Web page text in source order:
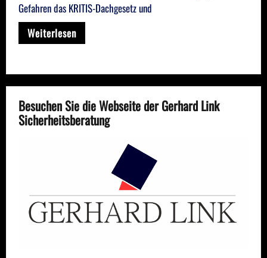
Gefahren das KRITIS-Dachgesetz und
Weiterlesen
Besuchen Sie die Webseite der Gerhard Link
Sicherheitsberatung